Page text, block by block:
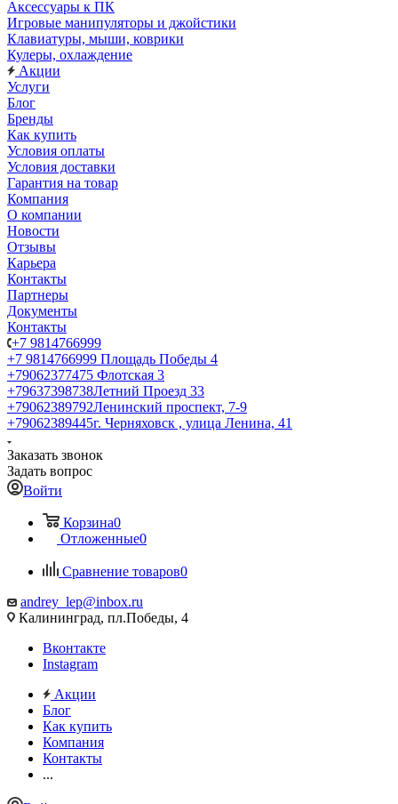
Аксессуары к ПК
Игровые манипуляторы и джойстики
Клавиатуры, мыши, коврики
Кулеры, охлаждение
Акции
Услуги
Блог
Бренды
Как купить
Условия оплаты
Условия доставки
Гарантия на товар
Компания
О компании
Новости
Отзывы
Карьера
Контакты
Партнеры
Документы
Контакты
+7 9814766999
+7 9814766999 Площадь Победы 4
+79062377475 Флотская 3
+79637398738Летний Проезд 33
+79062389792Ленинский проспект, 7-9
+79062389445г. Черняховск , улица Ленина, 41
Заказать звонок
Задать вопрос
Войти
Корзина0
Отложенные0
Сравнение товаров0
andrey_lep@inbox.ru
Калининград, пл.Победы, 4
Вконтакте
Instagram
Акции
Блог
Как купить
Компания
Контакты
...